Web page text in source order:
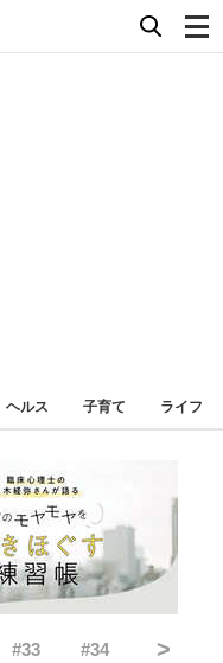
ヘルス 子育て ライフ
#33 #34 >